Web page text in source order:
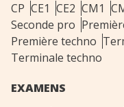
CP CE1 CE2 CM1
Seconde pro
Première techno
Terminale techno
EXAMENS